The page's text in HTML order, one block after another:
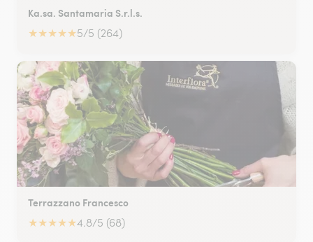
Ka.sa. Santamaria S.r.l.s.
★★★★★5/5 (264)
Terrazzano Francesco
★★★★★4.8/5 (68)